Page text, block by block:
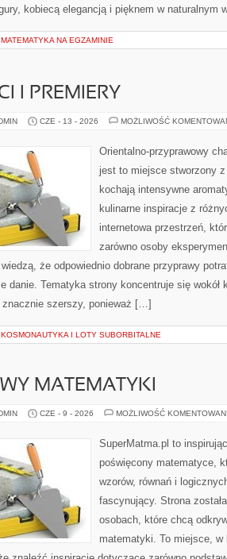
kobiecą elegancją i pięknem w naturalnym
MATEMATYKA NA EGZAMINIE
I PREMIERY
CZE - 13 - 2026 MOŻLIWOŚĆ
Orientalno-przyprawowy
jest to miejsce stworzony
kochają intensywne
kulinarne inspiracje z
internetowa przestrzeń,
zarówno osoby
że odpowiednio dobrane przyprawy
danie. Tematyka strony koncentruje się wokół
znacznie szerszy, ponieważ […]
KOSMONAUTYKA I LOTY SUBORBITALNE
MATEMATYKI
CZE - 9 - 2026 MOŻLIWOŚĆ
SuperMatma.pl to
poświęcony matematyce,
wzorów, równań i
fascynujący. Strona
osobach, które chcą
matematyki. To miejsce,